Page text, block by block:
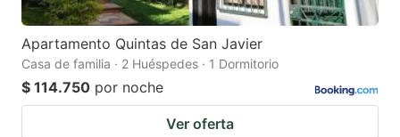
Apartamento Quintas de San Javier
Casa de familia · 2 Huéspedes · 1 Dormitorio
$ 114.750 por noche
Ver oferta